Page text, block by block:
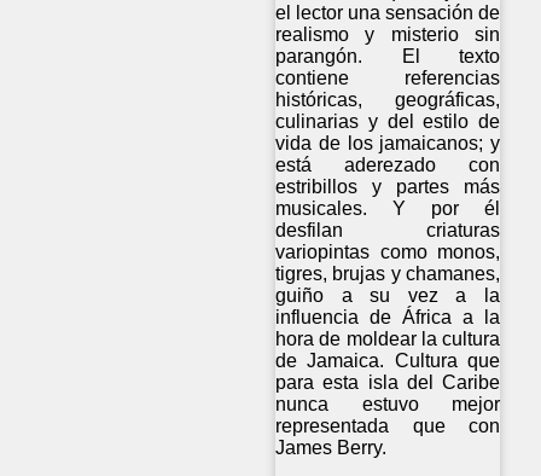
el lector una sensación de
realismo y misterio sin
parangón. El texto
contiene referencias
históricas, geográficas,
culinarias y del estilo de
vida de los jamaicanos; y
está aderezado con
estribillos y partes más
musicales. Y por él
desfilan criaturas
variopintas como monos,
tigres, brujas y chamanes,
guiño a su vez a la
influencia de África a la
hora de moldear la cultura
de Jamaica. Cultura que
para esta isla del Caribe
nunca estuvo mejor
representada que con
James Berry.